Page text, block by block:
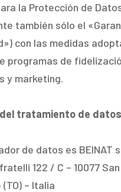
la Protección de
también sólo el
con las medidas
programas de
y marketing.
tratamiento de
de datos es BEINAT
122 / C – 10077
– Italia